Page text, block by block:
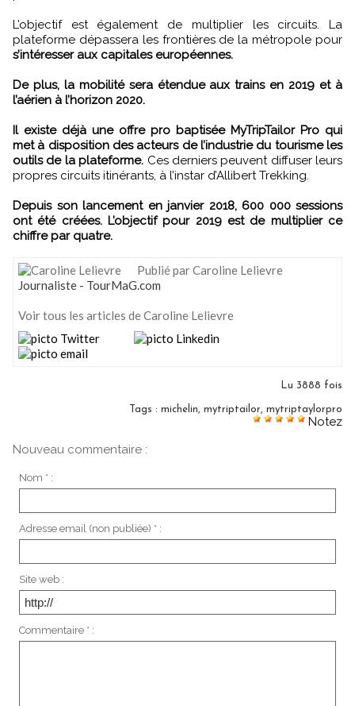
L’objectif est également de multiplier les circuits. La
plateforme dépassera les frontières de la métropole pour
s’intéresser aux capitales européennes.
De plus, la mobilité sera étendue aux trains en 2019 et à
l’aérien à l’horizon 2020.
Il existe déjà une offre pro baptisée MyTripTailor Pro qui
met à disposition des acteurs de l’industrie du tourisme les
outils de la plateforme. Ces derniers peuvent diffuser leurs
propres circuits itinérants, à l’instar d’Allibert Trekking.
Depuis son lancement en janvier 2018, 600 000 sessions
ont été créées. L’objectif pour 2019 est de multiplier ce
chiffre par quatre.
Publié par Caroline Lelievre
Journaliste - TourMaG.com
Voir tous les articles de Caroline Lelievre
Lu 3888 fois
Tags : michelin, mytriptailor, mytriptaylorpro
Notez
Nouveau commentaire :
Nom * :
Adresse email (non publiée) * :
Site web :
Commentaire * :